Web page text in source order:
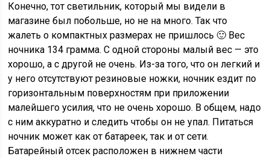
Конечно, тот светильник, который мы видели в
магазине был побольше, но не на много. Так что
жалеть о компактных размерах не пришлось 🙂 Вес
ночника 134 грамма. С одной стороны малый вес — это
хорошо, а с другой не очень. Из-за того, что он легкий и
у него отсутствуют резиновые ножки, ночник ездит по
горизонтальным поверхностям при приложении
малейшего усилия, что не очень хорошо. В общем, надо
с ним аккуратно и следить чтобы он не упал. Питаться
ночник может как от батареек, так и от сети.
Батарейный отсек расположен в нижнем части